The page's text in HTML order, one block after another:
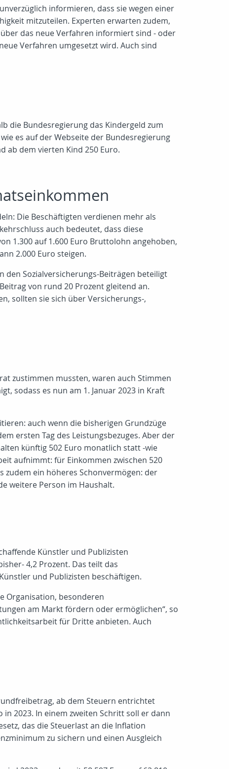
informieren, dass sie wegen einer
mitzuteilen. Experten erwarten zudem,
das neue Verfahren informiert sind - oder
Verfahren umgesetzt wird. Auch sind
die Bundesregierung das Kindergeld zum
es auf der Webseite der Bundesregierung
ab dem vierten Kind 250 Euro.
Die Beschäftigten verdienen mehr als
auch bedeutet, dass diese
1.300 auf 1.600 Euro Bruttolohn angehoben,
2.000 Euro steigen.
den Sozialversicherungs-Beiträgen beteiligt
von rund 20 Prozent gleitend an.
sollten sie sich über Versicherungs-,
zustimmen mussten, waren auch Stimmen
sodass es nun am 1. Januar 2023 in Kraft
auch wenn die bisherigen Grundzüge
ersten Tag des Leistungsbezuges. Aber der
künftig 502 Euro monatlich statt -wie
aufnimmt: für Einkommen zwischen 520
zudem ein höheres Schonvermögen: der
weitere Person im Haushalt.
Künstler und Publizisten
4,2 Prozent. Das teilt das
und Publizisten beschäftigen.
Organisation, besonderen
am Markt fördern oder ermöglichen“, so
für Dritte anbieten. Auch
ab dem Steuern entrichtet
2023. In einem zweiten Schritt soll er dann
das die Steuerlast an die Inflation
zu sichern und einen Ausgleich